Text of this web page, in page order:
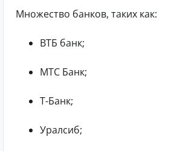
Множество банков, таких как:
ВТБ банк;
МТС Банк;
Т-Банк;
Уралсиб;